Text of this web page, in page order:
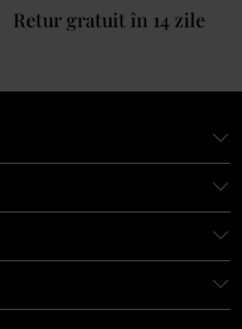
Retur gratuit în 14 zile